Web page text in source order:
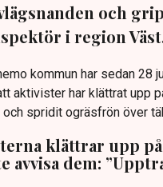
och
i region
kommun har sedan
aktivister har klättrat upp
och spridit ogräsfrön över
klättrar upp
avvisa dem: